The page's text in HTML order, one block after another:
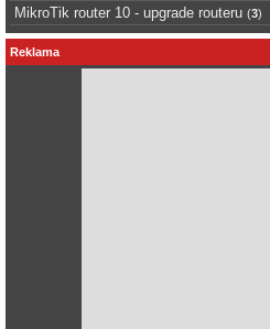
MikroTik router 10 - upgrade routeru (3)
Reklama